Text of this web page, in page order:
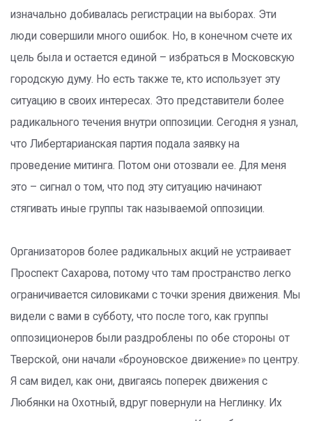
изначально добивалась регистрации на выборах. Эти
люди совершили много ошибок. Но, в конечном счете их
цель была и остается единой – избраться в Московскую
городскую думу. Но есть также те, кто использует эту
ситуацию в своих интересах. Это представители более
радикального течения внутри оппозиции. Сегодня я узнал,
что Либертарианская партия подала заявку на
проведение митинга. Потом они отозвали ее. Для меня
это – сигнал о том, что под эту ситуацию начинают
стягивать иные группы так называемой оппозиции.
Организаторов более радикальных акций не устраивает
Проспект Сахарова, потому что там пространство легко
ограничивается силовиками с точки зрения движения. Мы
видели с вами в субботу, что после того, как группы
оппозиционеров были раздроблены по обе стороны от
Тверской, они начали «броуновское движение» по центру.
Я сам видел, как они, двигаясь поперек движения с
Любянки на Охотный, вдруг повернули на Неглинку. Их